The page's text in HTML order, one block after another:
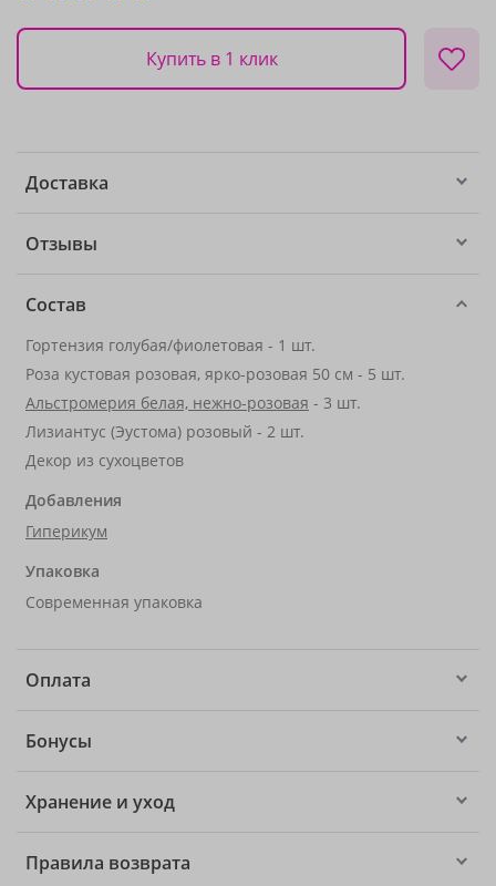
Купить в 1 клик
Доставка
Отзывы
Состав
Гортензия голубая/фиолетовая - 1 шт.
Роза кустовая розовая, ярко-розовая 50 см - 5 шт.
Альстромерия белая, нежно-розовая - 3 шт.
Лизиантус (Эустома) розовый - 2 шт.
Декор из сухоцветов
Добавления
Гиперикум
Упаковка
Современная упаковка
Оплата
Бонусы
Хранение и уход
Правила возврата